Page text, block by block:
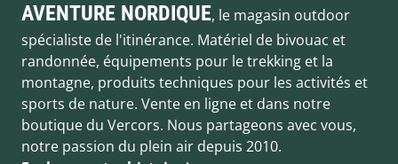
AVENTURE NORDIQUE, le magasin outdoor
spécialiste de l'itinérance. Matériel de bivouac et
randonnée, équipements pour le trekking et la
montagne, produits techniques pour les activités et
sports de nature. Vente en ligne et dans notre
boutique du Vercors. Nous partageons avec vous,
notre passion du plein air depuis 2010.